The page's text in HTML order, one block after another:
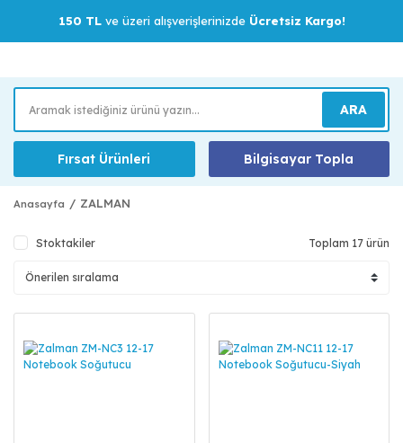
150 TLve üzeri alışverişlerinizde Ücretsiz Kargo!
ARA
Fırsat Ürünleri Bilgisayar Topla
Anasayfa ZALMAN
Stoktakiler Toplam 17 ürün